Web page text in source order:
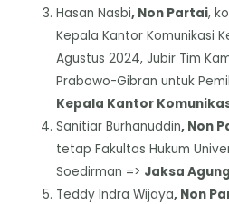
Hasan Nasbi, Non Partai,
Kepala Kantor Komunikasi
Agustus 2024, Jubir Tim
Prabowo-Gibran untuk
Kepala Kantor
Sanitiar Burhanuddin, Non
tetap Fakultas Hukum
Soedirman => Jaksa Agung
Teddy Indra Wijaya, Non